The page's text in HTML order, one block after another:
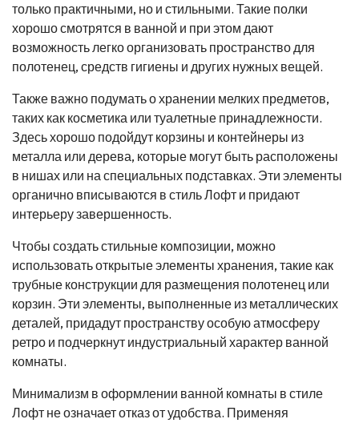
только практичными, но и стильными. Такие полки
хорошо смотрятся в ванной и при этом дают
возможность легко организовать пространство для
полотенец, средств гигиены и других нужных вещей.
Также важно подумать о хранении мелких предметов,
таких как косметика или туалетные принадлежности.
Здесь хорошо подойдут корзины и контейнеры из
металла или дерева, которые могут быть расположены
в нишах или на специальных подставках. Эти элементы
органично вписываются в стиль Лофт и придают
интерьеру завершенность.
Чтобы создать стильные композиции, можно
использовать открытые элементы хранения, такие как
трубные конструкции для размещения полотенец или
корзин. Эти элементы, выполненные из металлических
деталей, придадут пространству особую атмосферу
ретро и подчеркнут индустриальный характер ванной
комнаты.
Минимализм в оформлении ванной комнаты в стиле
Лофт не означает отказ от удобства. Применяя